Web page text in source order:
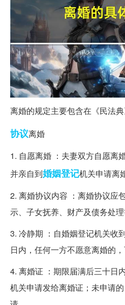
离婚的规定主要包含在《民法
协议离婚
1. 自愿离婚 ：夫妻双方自愿离
并亲自到婚姻登记机关申请离
2. 离婚协议内容 ：离婚协议应
示、子女抚养、财产及债务处理
3. 冷静期 ：自婚姻登记机关收
日内，任何一方不愿意离婚的
4. 离婚证 ：期限届满后三十日
机关申请发给离婚证；未申请